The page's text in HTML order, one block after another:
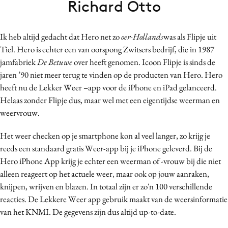
Carriere
Contentmarketing
Craft
Customer Experience
Data & Insights
Design
Digital transformation
Diversiteit
Effectiviteit
Gedragsverandering
Influencer marketing
Interne communicatie
Ik heb altijd gedacht dat Hero net zooer-Hollandswas als Flipje uit
Tiel. Hero is echter een van oorspong Zwitsers bedrijf, die in 1987
jamfabriekDe Betuweover heeft genomen. Icoon Flipje is sinds de
jaren ’90 niet meer terug te vinden op de producten van Hero. Hero
heeft nu de Lekker Weer –app voor de iPhone en iPad gelanceerd.
Helaas zonder Flipje dus, maar wel met een eigentijdse weerman en
weervrouw.
Het weer checken op je smartphone kon al veel langer, zo krijg je
reeds een standaard gratis Weer-app bij je iPhone geleverd. Bij de
Hero iPhone App krijg je echter een weerman of -vrouw bij die niet
alleen reageert op het actuele weer, maar ook op jouw aanraken,
knijpen, wrijven en blazen. In totaal zijn er zo'n 100 verschillende
reacties. De Lekkere Weer app gebruik maakt van de weersinformatie
van het KNMI. De gegevens zijn dus altijd up-to-date.
Richard Otto